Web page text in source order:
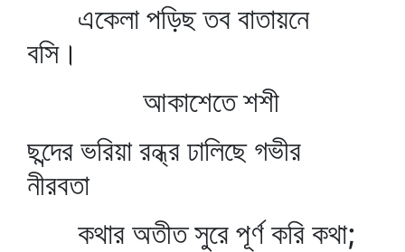
একেলা পড়িছ তব বাতায়নে
বসি।
আকাশেতে শশী
ছন্দের ভরিয়া রন্ধ্র ঢালিছে গভীর
নীরবতা
কথার অতীত সুরে পূর্ণ করি কথা;